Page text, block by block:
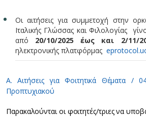
Οι αιτήσεις για συμμετοχή στην
Ιταλικής Γλώσσας και Φιλολογίας
από 20/10/2025 έως και 2/11/
ηλεκτρονικής πλατφόρμας
Α. Αιτήσεις για Φοιτητικά Θέματα /
Προπτυχιακού
Παρακαλούνται οι φοιτητές/τριες να